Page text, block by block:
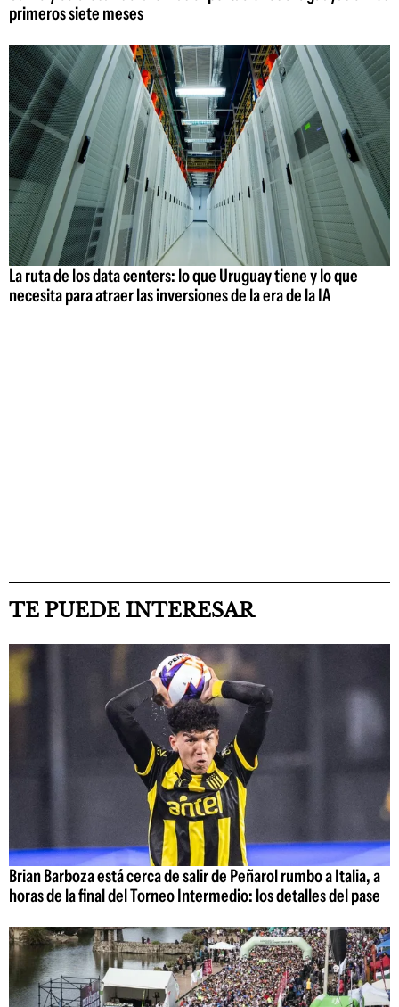
primeros siete meses
La ruta de los data centers: lo que Uruguay tiene y lo que
necesita para atraer las inversiones de la era de la IA
TE PUEDE INTERESAR
Brian Barboza está cerca de salir de Peñarol rumbo a Italia, a
horas de la final del Torneo Intermedio: los detalles del pase